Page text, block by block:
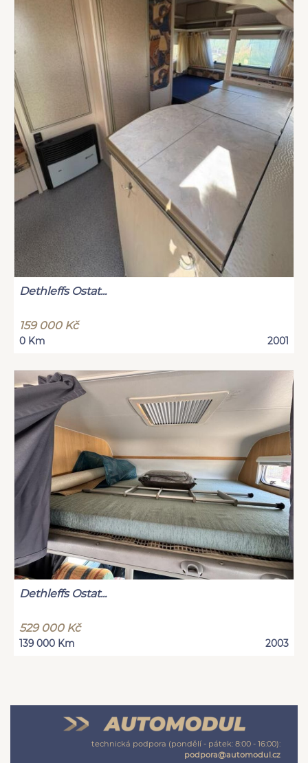
Dethleffs Ostat...
159 000 Kč
0 Km 2001
Dethleffs Ostat...
529 000 Kč
139 000 Km 2003
technická podpora (pondělí - pátek: 8:00 - 16:00):
podpora@automodul.cz